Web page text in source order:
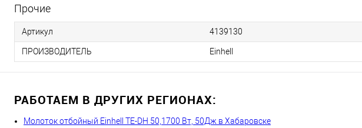
Прочие
Артикул 4139130
ПРОИЗВОДИТЕЛЬ Einhell
РАБОТАЕМ В ДРУГИХ РЕГИОНАХ:
Молоток отбойный Einhell TE-DH 50,1700 Вт, 50Дж в Хабаровске